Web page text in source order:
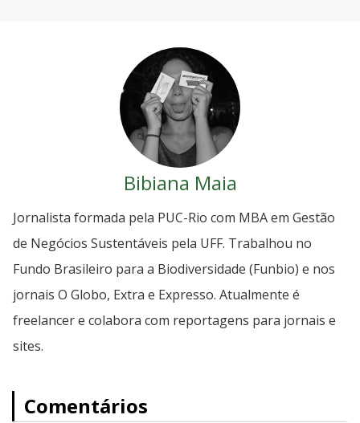
Bibiana Maia
Jornalista formada pela PUC-Rio com MBA em Gestão
de Negócios Sustentáveis pela UFF. Trabalhou no
Fundo Brasileiro para a Biodiversidade (Funbio) e nos
jornais O Globo, Extra e Expresso. Atualmente é
freelancer e colabora com reportagens para jornais e
sites.
Comentários